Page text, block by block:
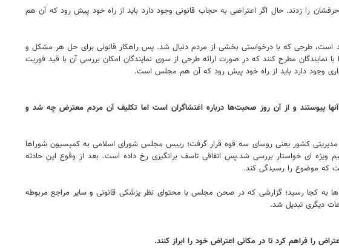
را زدند. حال اگر اعتراضی به حجاب قانونی وجود دارد باید از راه خود پیش رود که آن هم
است، طرحی که با درخواستی بخشی از مردم دنبال شد. پس راهکار قانونی برای حل هر مشکل و
مطرح کنند که در صورت ارائه طرحی از سوی نمایندگان امکان بررسی آن با قید فوریت
وجود دارد باید از راه خود پیش رود که آن هم مجلس است.
پیوستند و از آن روز صحبت‌ها درباره اغتشاگران است اما تکلیف آن مردم معترض چه شد و
مدیریتی کشور یعنی روسای سه قوه قرار گرفت؛ رییس مجلس شورای اسلامی به کمیسیون شوراها
ویژه ای خواستار بررسی شد.پس اتفاقی تاسف برانگیزی رخ داده است. بعد از وقوع این حادثه
که موضوع را رسیدگی کند.
کجا رسید؛ گزارشی که در صحن مجلس با محتوای نظر پزشکی قانونی و سایر مراجع مربوطه
دیگری تبدیل شد.
را فراهم کرد تا در مکانی اعتراض خود را ابراز کنند.